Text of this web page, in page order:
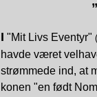
I "Mit Livs Eventyr"
havde været
strømmede ind, at
konen "en født